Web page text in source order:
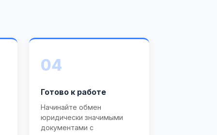
04
Готово к работе
Начинайте обмен
юридически значимыми
документами с